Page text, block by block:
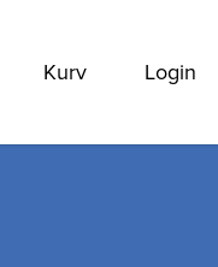
Kurv Login